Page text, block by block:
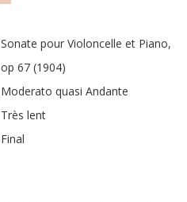
Sonate pour Violoncelle et Piano,
op 67 (1904)
Moderato quasi Andante
Très lent
Final